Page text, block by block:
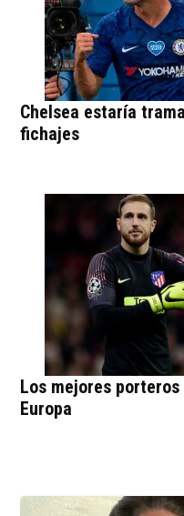
Chelsea estaría
fichajes
Los mejores
Europa